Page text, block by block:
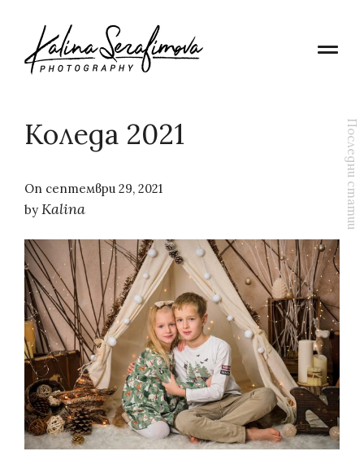
Коледа 2021
On септември 29, 2021
by Kalina Последни статии